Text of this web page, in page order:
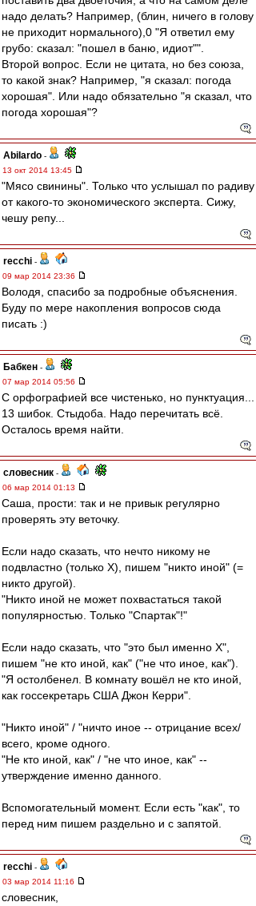
надо делать? Например, (блин, ничего в голову
не приходит нормального),0 "Я ответил ему
грубо: сказал: "пошел в баню, идиот"".
Второй вопрос. Если не цитата, но без союза,
то какой знак? Например, "я сказал: погода
хорошая". Или надо обязательно "я сказал, что
погода хорошая"?
Abilardo -
13 окт 2014 13:45
"Мясо свинины". Только что услышал по радиву
от какого-то экономического эксперта. Сижу,
чешу репу...
recchi -
09 мар 2014 23:36
Володя, спасибо за подробные объяснения.
Буду по мере накопления вопросов сюда
писать :)
Бабкен -
07 мар 2014 05:56
С орфографией все чистенько, но пунктуация...
13 шибок. Стыдоба. Надо перечитать всё.
Осталось время найти.
словесник -
06 мар 2014 01:13
Саша, прости: так и не привык регулярно
проверять эту веточку.
Если надо сказать, что нечто никому не
подвластно (только Х), пишем "никто иной" (=
никто другой).
"Никто иной не может похвастаться такой
популярностью. Только "Спартак"!"
Если надо сказать, что "это был именно Х",
пишем "не кто иной, как" ("не что иное, как").
"Я остолбенел. В комнату вошёл не кто иной,
как госсекретарь США Джон Керри".
"Никто иной" / "ничто иное -- отрицание всех/
всего, кроме одного.
"Не кто иной, как" / "не что иное, как" --
утверждение именно данного.
Вспомогательный момент. Если есть "как", то
перед ним пишем раздельно и с запятой.
recchi -
03 мар 2014 11:16
словесник,